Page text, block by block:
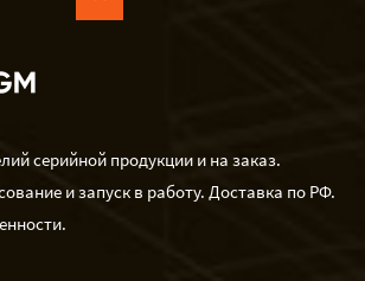
серийной продукции и на заказ.
и запуск в работу. Доставка по РФ.